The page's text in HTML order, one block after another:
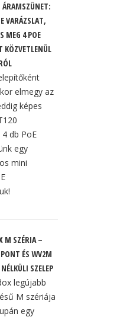
VARÁZSLAT,
MEG 4 POE
KÖZVETLENÜL
elmegy az
képes
db PoE
egy
mini
M SZÉRIA –
ÉS WV2M
SZELEP
legújabb
M szériája
egy